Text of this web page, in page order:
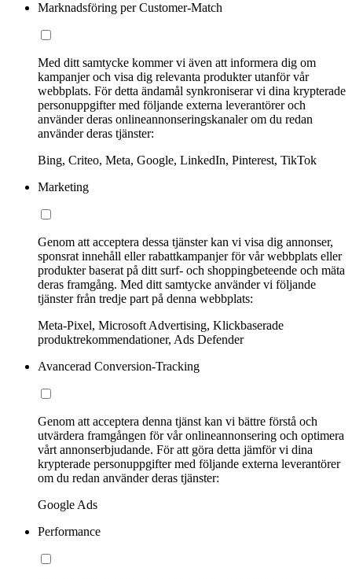
Marknadsföring per Customer-Match
Med ditt samtycke kommer vi även att informera dig om
kampanjer och visa dig relevanta produkter utanför vår
webbplats. För detta ändamål synkroniserar vi dina krypterade
personuppgifter med följande externa leverantörer och
använder deras onlineannonseringskanaler om du redan
använder deras tjänster:
Bing, Criteo, Meta, Google, LinkedIn, Pinterest, TikTok
Marketing
Genom att acceptera dessa tjänster kan vi visa dig annonser,
sponsrat innehåll eller rabattkampanjer för vår webbplats eller
produkter baserat på ditt surf- och shoppingbeteende och mäta
deras framgång. Med ditt samtycke använder vi följande
tjänster från tredje part på denna webbplats:
Meta-Pixel, Microsoft Advertising, Klickbaserade
produktrekommendationer, Ads Defender
Avancerad Conversion-Tracking
Genom att acceptera denna tjänst kan vi bättre förstå och
utvärdera framgången för vår onlineannonsering och optimera
vårt annonserbjudande. För att göra detta jämför vi dina
krypterade personuppgifter med följande externa leverantörer
om du redan använder deras tjänster:
Google Ads
Performance